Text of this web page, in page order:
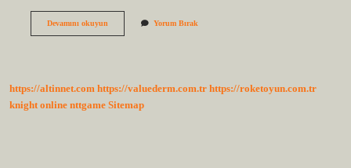
Devamını okuyunSüt
Ne
Yapar
Yorum Bırak
https://altinnet.com https://valuederm.com.tr https://roketoyun.com.tr
knight online nttgame Sitemap